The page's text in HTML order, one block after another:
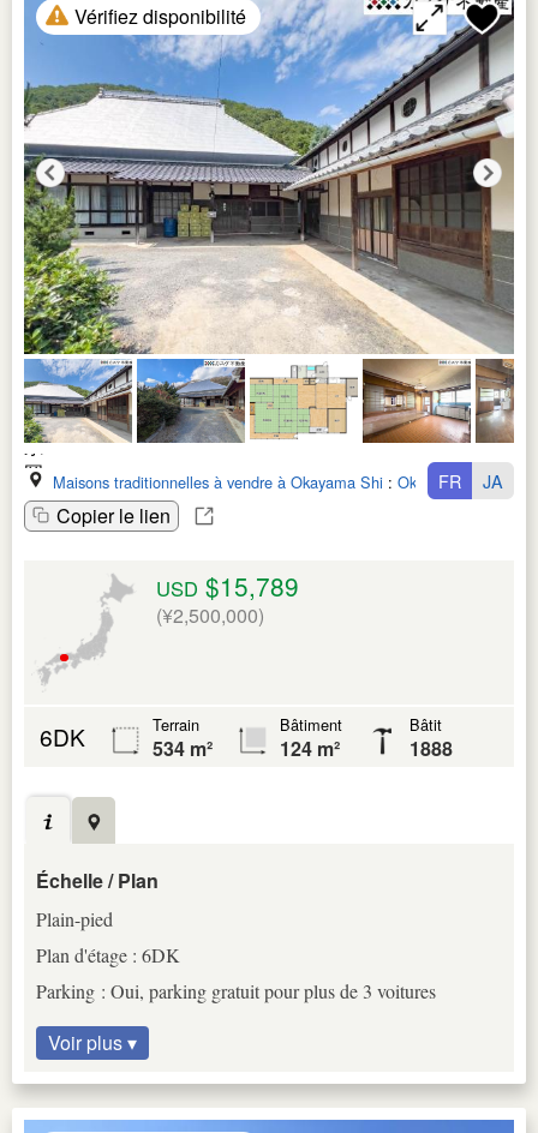
Vérifiez disponibilité
Maisons traditionnelles à vendre à Okayama Shi : Okayama Ken
Copier le lien
FR JA
USD $15,789
(¥2,500,000)
6DK Terrain
534 m²
Bâtiment
124 m²
Bâtit
1888
Échelle / Plan
Plain-pied
Plan d'étage : 6DK
Parking : Oui, parking gratuit pour plus de 3 voitures
Voir plus ▾